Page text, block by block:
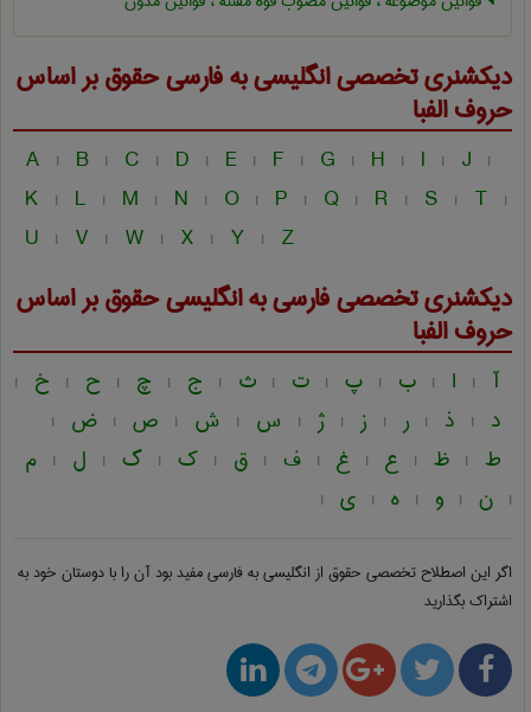
دیکشنری تخصصی انگلیسی به فارسیحقوقبر اساس
حروف الفبا
A | B | C | D | E | F | G | H | I | J |
K | L | M | N | O | P | Q | R | S | T |
U | V | W | X | Y | Z
دیکشنری تخصصی فارسی به انگلیسیحقوقبر اساس
حروف الفبا
آ | ا | ب | پ | ت | ث | ج | چ | ح | خ |
د | ذ | ر | ز | ژ | س | ش | ص | ض |
ط | ظ | ع | غ | ف | ق | ک | گ | ل | م
| ن | و | ه | ی |
اگر این اصطلاح تخصصی حقوق از انگلیسی به فارسیمفید بود آن را با دوستان خود به
اشتراک بگذارید